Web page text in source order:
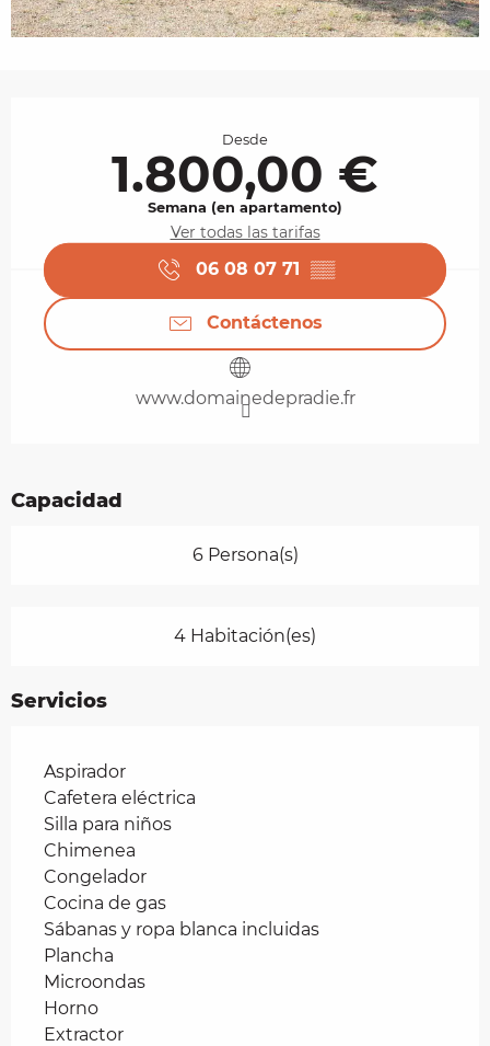
Desde
1.800,00 €
Semana (en apartamento)
Ver todas las tarifas
06 08 07 71 ▒▒
Contáctenos
www.domainedepradie.fr
Capacidad
6 Persona(s)
4 Habitación(es)
Servicios
Aspirador
Cafetera eléctrica
Silla para niños
Chimenea
Congelador
Cocina de gas
Sábanas y ropa blanca incluidas
Plancha
Microondas
Horno
Extractor